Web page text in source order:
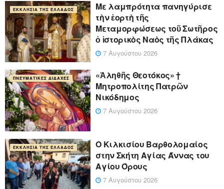
ΕΚΚΛΗΣΊΑ ΤΗΣ ΕΛΛΆΔΟΣ
Με λαμπρότητα πανηγύρισε
τὴν ἑορτὴ τῆς
Μεταμορφώσεως τοῦ Σωτῆρος
ὁ ἱστορικὸς Ναὸς τῆς Πλάκας
7 Αυγούστου 2026
ΠΝΕΥΜΑΤΙΚΈΣ ΔΙΔΑΧΈΣ
«Ἀληθῆς Θεοτόκος» †
Μητροπολίτης Πατρῶν
Νικόδημος
7 Αυγούστου 2026
ΕΚΚΛΗΣΊΑ ΤΗΣ ΕΛΛΆΔΟΣ
Ο Κιλκισίου Βαρθολομαίος
στην Σκήτη Αγίας Άννας του
Αγίου Όρους
7 Αυγούστου 2026